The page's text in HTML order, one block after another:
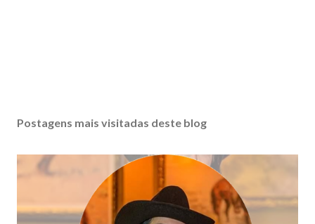
Postagens mais visitadas deste blog